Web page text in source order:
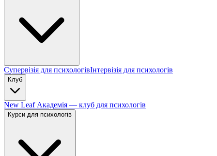
Супервізія для психологівІнтервізія для психологів
Клуб
New Leaf Академія — клуб для психологів
Курси для психологів